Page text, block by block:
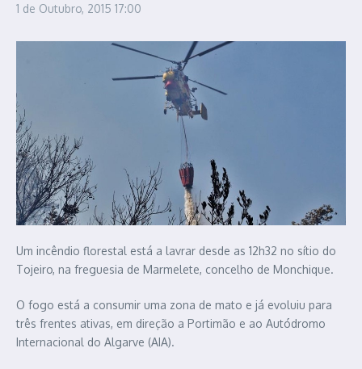
1 de Outubro, 2015 17:00
Um incêndio florestal está a lavrar desde as 12h32 no sítio do
Tojeiro, na freguesia de Marmelete, concelho de Monchique.
O fogo está a consumir uma zona de mato e já evoluiu para
três frentes ativas, em direção a Portimão e ao Autódromo
Internacional do Algarve (AIA).